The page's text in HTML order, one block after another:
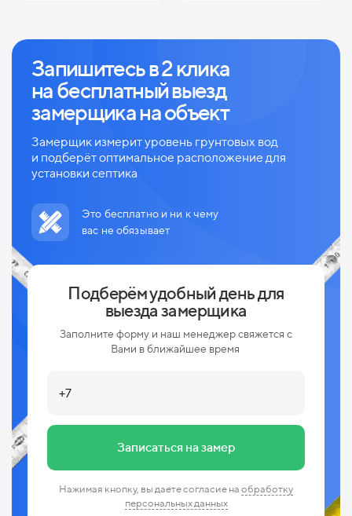
Запишитесь в 2 клика
набесплатный выезд
замерщика на объект
Замерщик измерит уровень грунтовых вод
и подберёт оптимальное расположение для
установки септика
Это бесплатно и ни к чему
вас не обязывает
Подберём удобный день для
выезда замерщика
Заполните форму и наш менеджер свяжется с
Вами в ближайшее время
Записаться на замер
Нажимая кнопку, вы даете согласие на обработку
персональных данных